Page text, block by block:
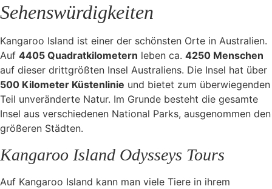
Sehenswürdigkeiten
Kangaroo Island ist einer der schönsten Orte in Australien.
Auf 4405 Quadratkilometern leben ca. 4250 Menschen
auf dieser drittgrößten Insel Australiens. Die Insel hat über
500 Kilometer Küstenlinie und bietet zum überwiegenden
Teil unveränderte Natur. Im Grunde besteht die gesamte
Insel aus verschiedenen National Parks, ausgenommen den
größeren Städten.
Kangaroo Island Odysseys Tours
Auf Kangaroo Island kann man viele Tiere in ihrem